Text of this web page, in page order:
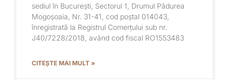
sediul în București, Sectorul 1, Drumul Pădurea
Mogoșoaia, Nr. 31-41, cod poștal 014043,
înregistrată la Registrul Comerțului sub nr.
J40/7228/2018, având cod fiscal RO1553483
CITEȘTE MAI MULT »